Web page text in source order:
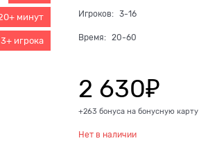
минут
3+ игрока
Игроков: 3-16
Время: 20-60
2 630₽
+263 бонуса на бонусную карту
Нет в наличии